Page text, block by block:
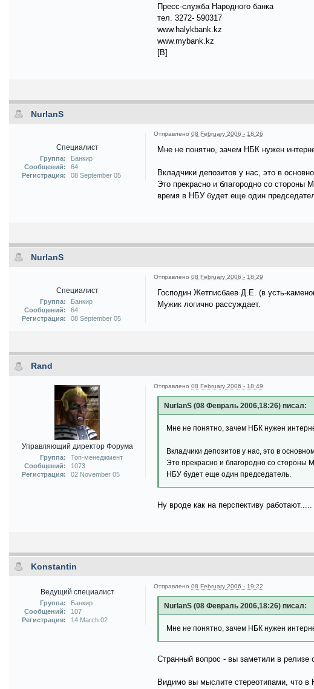
Пресс-служба Народного банка
тел. 3272- 590317
www.halykbank.kz
www.mybank.kz
[B]
NurlanS
Специалист
Группа:
Банкир
Сообщений:
64
Регистрация:
08 September 05
Отправлено 08 February 2006 - 18:26
Мне не понятно, зачем НБК нужен
Вкладчики депозитов у нас, это в
Это прекрасно и благородно со стороны
время в НБУ будет еще один
NurlanS
Специалист
Группа:
Банкир
Сообщений:
64
Регистрация:
08 September 05
Отправлено 08 February 2006 - 18:29
Господин Жетписбаев Д.Е. (в усть-
Мужик логично рассуждает.
Rand
Управляющий директор Форума
Группа:
Топ-менеджмент
Сообщений:
1073
Регистрация:
02 November 05
Отправлено 08 February 2006 - 18:49
NurlanS (08 Февраль 2006,18:26) писал:
Мне не понятно, зачем НБК нужен
Вкладчики депозитов у нас, это в
Это прекрасно и благородно со стороны
НБУ будет еще один председатель.
Ну вроде как на перспективу работают.....
Konstantin
Ведущий специалист
Группа:
Банкир
Сообщений:
107
Регистрация:
14 March 02
Отправлено 08 February 2006 - 19:22
NurlanS (08 Февраль 2006,18:26) писал:
Мне не понятно, зачем НБК нужен
Странный вопрос - вы заметили в релизе
Видимо вы мыслите стереотипами, что